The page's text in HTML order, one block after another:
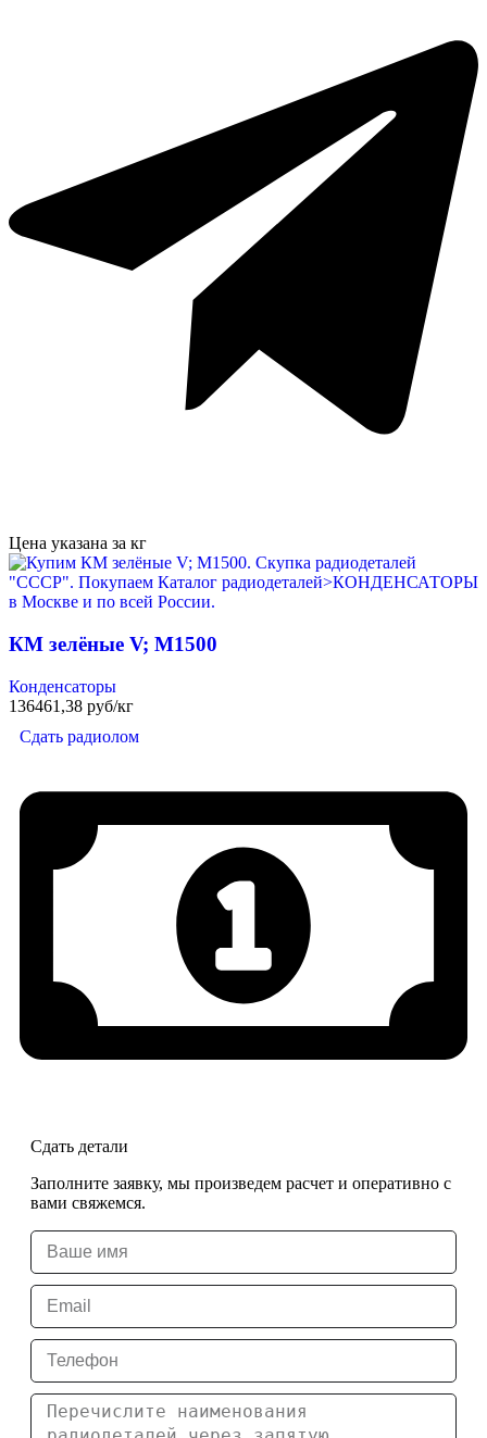
Цена указана за кг
КМ зелёные V; М1500
Конденсаторы
136461,38 руб/кг
Сдать радиолом
Сдать детали
Заполните заявку, мы произведем расчет и оперативно с
вами свяжемся.